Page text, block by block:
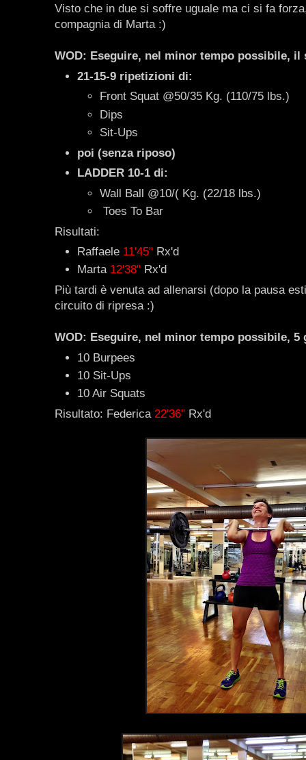
Visto che in due si soffre uguale ma ci si fa
compagnia di Marta :)
WOD: Eseguire, nel minor tempo possibile, il
21-15-9 ripetizioni di:
Front Squat @50/35 Kg. (110/75 lbs.)
Dips
Sit-Ups
poi (senza riposo)
LADDER 10-1 di:
Wall Ball @10/( Kg. (22/18 lbs.)
Toes To Bar
Risultati:
Raffaele 11'45" Rx'd
Marta 12'38" Rx'd
Più tardi è venuta ad allenarsi (dopo la pausa
circuito di ripresa :)
WOD: Eseguire, nel minor tempo possibile,
10 Burpees
10 Sit-Ups
10 Air Squats
Risultato: Federica 22'36" Rx'd